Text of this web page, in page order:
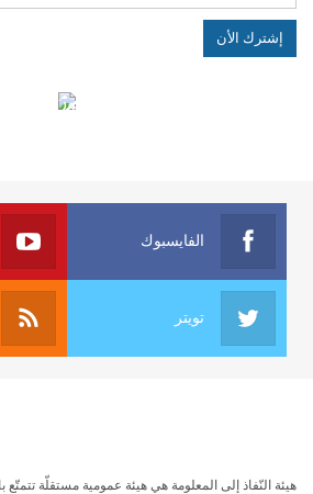
الهياكل الخاضعة لقانون النفاذ
الفايسبوك
تويتر
هيئة النّفاذ إلى المعلومة هي هيئة عمومية مستقلّة تتمتّع